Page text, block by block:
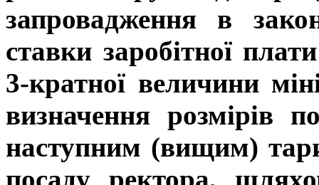
запровадження в
ставки заробітної
3-кратної величини
визначення розмірів
наступним (вищим)